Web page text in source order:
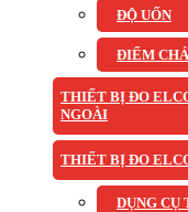
ĐỘ UỐN
ĐIỂM
THIẾT BỊ ĐO
NGOÀI
THIẾT BỊ ĐO
DỤNG CỤ